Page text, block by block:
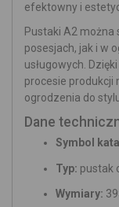
efektowny i
Pustaki A2
posesjach, jak i w
usługowych.
procesie produkcji
ogrodzenia do
Dane
Symbol
Typ: pustak
Wymiary: